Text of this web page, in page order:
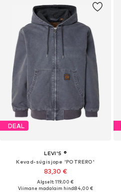
DEAL
LEVI'S ®
Kevad-sügisjope 'POTRERO'
83,30 €
Algselt: 119,00 €
Viimane madalaim hind:84,00 €